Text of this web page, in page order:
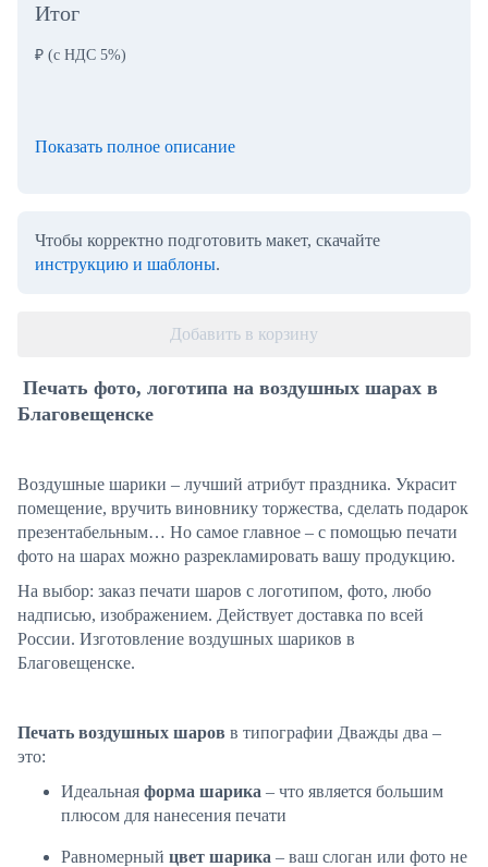
Итог
₽ (с НДС 5%)
Показать полное описание
Чтобы корректно подготовить макет, скачайте
инструкцию и шаблоны.
Добавить в корзину
Печать фото, логотипа на воздушных шарах в
Благовещенске
Воздушные шарики – лучший атрибут праздника. Украсит
помещение, вручить виновнику торжества, сделать подарок
презентабельным… Но самое главное – с помощью печати
фото на шарах можно разрекламировать вашу продукцию.
На выбор: заказ печати шаров с логотипом, фото, любо
надписью, изображением. Действует доставка по всей
России. Изготовление воздушных шариков в
Благовещенске.
Печать воздушных шаров в типографии Дважды два –
это:
Идеальная форма шарика – что является большим
плюсом для нанесения печати
Равномерный цвет шарика – ваш слоган или фото не